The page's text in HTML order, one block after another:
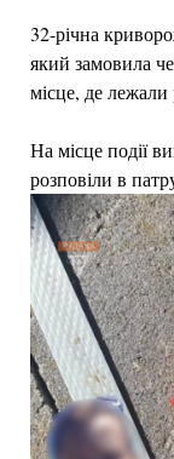
32-річна
який замовила
місце, де лежали
На місце події
розповіли в